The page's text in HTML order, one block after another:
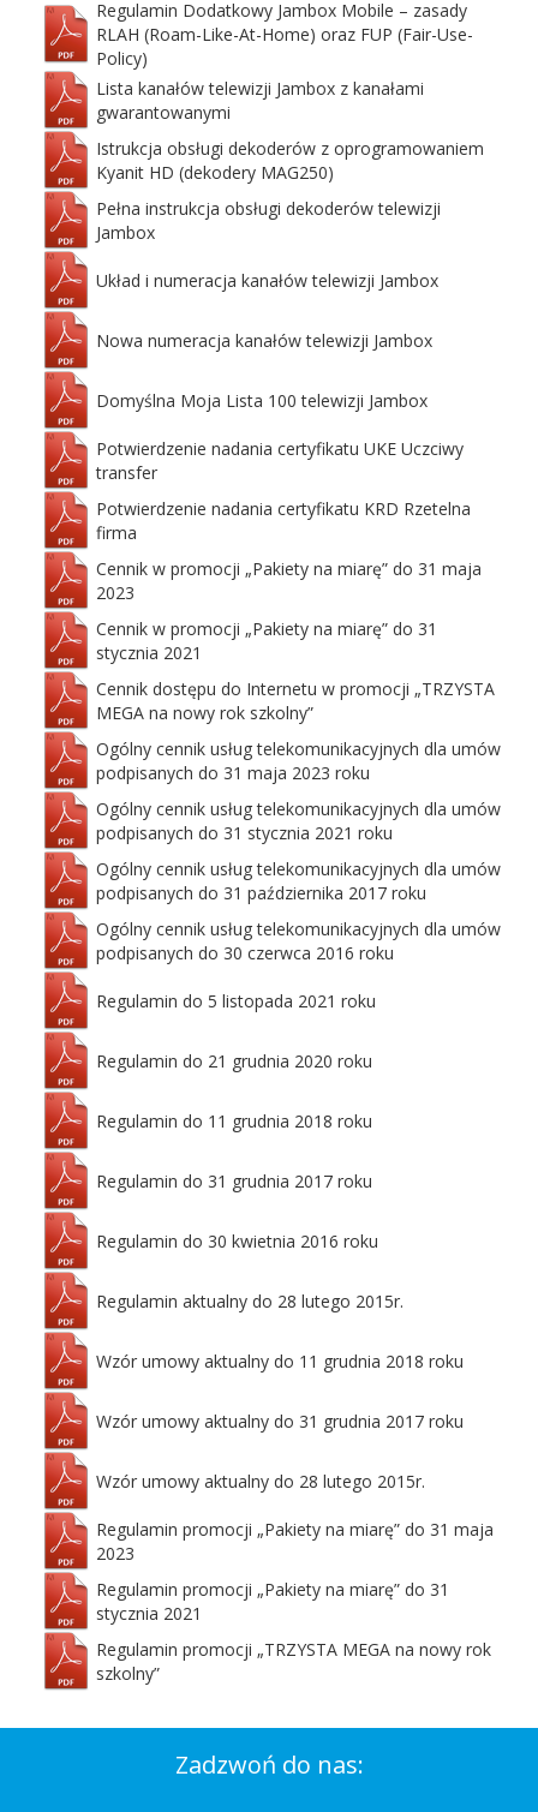
Regulamin Dodatkowy Jambox Mobile – zasady
RLAH (Roam-Like-At-Home) oraz FUP (Fair-Use-
Policy)
Lista kanałów telewizji Jambox z kanałami
gwarantowanymi
Istrukcja obsługi dekoderów z oprogramowaniem
Kyanit HD (dekodery MAG250)
Pełna instrukcja obsługi dekoderów telewizji
Jambox
Układ i numeracja kanałów telewizji Jambox
Nowa numeracja kanałów telewizji Jambox
Domyślna Moja Lista 100 telewizji Jambox
Potwierdzenie nadania certyfikatu UKE Uczciwy
transfer
Potwierdzenie nadania certyfikatu KRD Rzetelna
firma
Cennik w promocji „Pakiety na miarę” do 31 maja
2023
Cennik w promocji „Pakiety na miarę” do 31
stycznia 2021
Cennik dostępu do Internetu w promocji „TRZYSTA
MEGA na nowy rok szkolny”
Ogólny cennik usług telekomunikacyjnych dla umów
podpisanych do 31 maja 2023 roku
Ogólny cennik usług telekomunikacyjnych dla umów
podpisanych do 31 stycznia 2021 roku
Ogólny cennik usług telekomunikacyjnych dla umów
podpisanych do 31 października 2017 roku
Ogólny cennik usług telekomunikacyjnych dla umów
podpisanych do 30 czerwca 2016 roku
Regulamin do 5 listopada 2021 roku
Regulamin do 21 grudnia 2020 roku
Regulamin do 11 grudnia 2018 roku
Regulamin do 31 grudnia 2017 roku
Regulamin do 30 kwietnia 2016 roku
Regulamin aktualny do 28 lutego 2015r.
Wzór umowy aktualny do 11 grudnia 2018 roku
Wzór umowy aktualny do 31 grudnia 2017 roku
Wzór umowy aktualny do 28 lutego 2015r.
Regulamin promocji „Pakiety na miarę” do 31 maja
2023
Regulamin promocji „Pakiety na miarę” do 31
stycznia 2021
Regulamin promocji „TRZYSTA MEGA na nowy rok
szkolny”
Zadzwoń do nas: